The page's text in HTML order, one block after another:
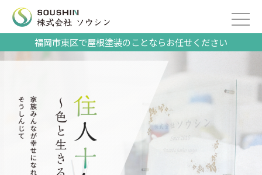
福岡市東区で屋根塗装のことならお任せください